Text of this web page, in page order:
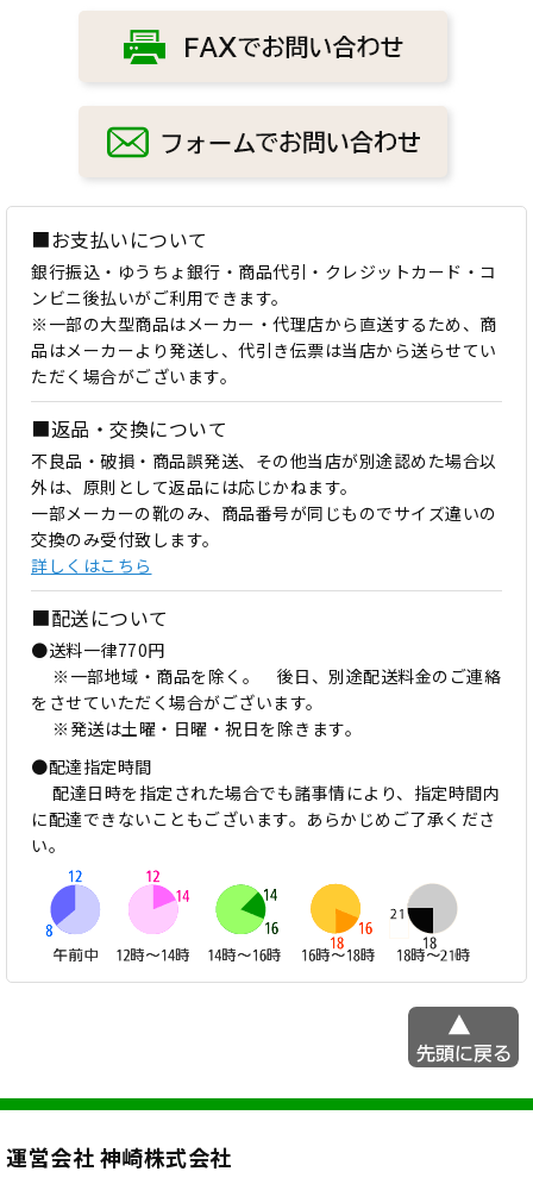
■お支払いについて
銀行振込・ゆうちょ銀行・商品代引・クレジットカード・コ
ンビニ後払いがご利用できます。
※一部の大型商品はメーカー・代理店から直送するため、商
品はメーカーより発送し、代引き伝票は当店から送らせてい
ただく場合がございます。
■返品・交換について
不良品・破損・商品誤発送、その他当店が別途認めた場合以
外は、原則として返品には応じかねます。
一部メーカーの靴のみ、商品番号が同じものでサイズ違いの
交換のみ受付致します。
詳しくはこちら
■配送について
●送料一律770円
※一部地域・商品を除く。 後日、別途配送料金のご連絡
をさせていただく場合がございます。
※発送は土曜・日曜・祝日を除きます。
●配達指定時間
配達日時を指定された場合でも諸事情により、指定時間内
に配達できないこともございます。あらかじめご了承くださ
い。
運営会社 神崎株式会社